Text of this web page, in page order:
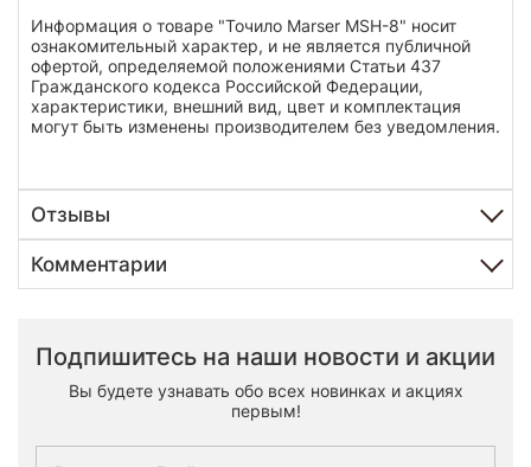
Информация о товаре "Точило Marser MSH-8" носит
ознакомительный характер, и не является публичной
офертой, определяемой положениями Статьи 437
Гражданского кодекса Российской Федерации,
характеристики, внешний вид, цвет и комплектация
могут быть изменены производителем без уведомления.
Отзывы
Комментарии
Подпишитесь на наши новости и акции
Вы будете узнавать обо всех новинках и акциях
первым!